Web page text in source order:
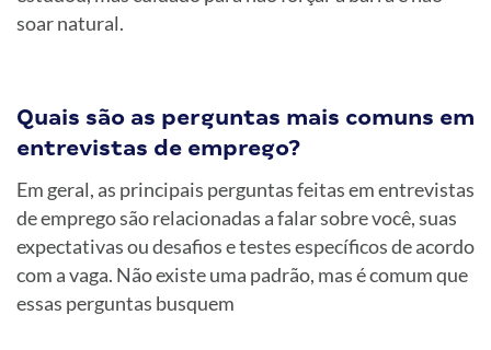
soar natural.
Quais são as perguntas mais comuns em
entrevistas de emprego?
Em geral, as principais perguntas feitas em entrevistas
de emprego são relacionadas a falar sobre você, suas
expectativas ou desafios e testes específicos de acordo
com a vaga. Não existe uma padrão, mas é comum que
essas perguntas busquem